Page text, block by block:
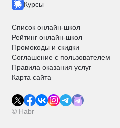
Курсы
Список онлайн-школ
Рейтинг онлайн-школ
Промокоды и скидки
Соглашение с пользователем
Правила оказания услуг
Карта сайта
© Habr